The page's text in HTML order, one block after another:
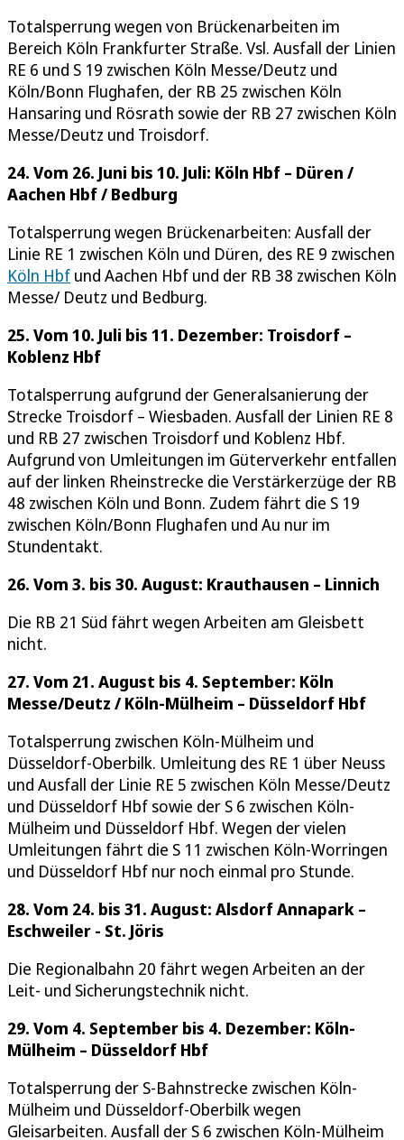
Totalsperrung wegen von Brückenarbeiten im
Bereich Köln Frankfurter Straße. Vsl. Ausfall der Linien
RE 6 und S 19 zwischen Köln Messe/Deutz und
Köln/Bonn Flughafen, der RB 25 zwischen Köln
Hansaring und Rösrath sowie der RB 27 zwischen Köln
Messe/Deutz und Troisdorf.
24. Vom 26. Juni bis 10. Juli: Köln Hbf – Düren /
Aachen Hbf / Bedburg
Totalsperrung wegen Brückenarbeiten: Ausfall der
Linie RE 1 zwischen Köln und Düren, des RE 9 zwischen
Köln Hbf und Aachen Hbf und der RB 38 zwischen Köln
Messe/ Deutz und Bedburg.
25. Vom 10. Juli bis 11. Dezember: Troisdorf –
Koblenz Hbf
Totalsperrung aufgrund der Generalsanierung der
Strecke Troisdorf – Wiesbaden. Ausfall der Linien RE 8
und RB 27 zwischen Troisdorf und Koblenz Hbf.
Aufgrund von Umleitungen im Güterverkehr entfallen
auf der linken Rheinstrecke die Verstärkerzüge der RB
48 zwischen Köln und Bonn. Zudem fährt die S 19
zwischen Köln/Bonn Flughafen und Au nur im
Stundentakt.
26. Vom 3. bis 30. August: Krauthausen – Linnich
Die RB 21 Süd fährt wegen Arbeiten am Gleisbett
nicht.
27. Vom 21. August bis 4. September: Köln
Messe/Deutz / Köln-Mülheim – Düsseldorf Hbf
Totalsperrung zwischen Köln-Mülheim und
Düsseldorf-Oberbilk. Umleitung des RE 1 über Neuss
und Ausfall der Linie RE 5 zwischen Köln Messe/Deutz
und Düsseldorf Hbf sowie der S 6 zwischen Köln-
Mülheim und Düsseldorf Hbf. Wegen der vielen
Umleitungen fährt die S 11 zwischen Köln-Worringen
und Düsseldorf Hbf nur noch einmal pro Stunde.
28. Vom 24. bis 31. August: Alsdorf Annapark –
Eschweiler - St. Jöris
Die Regionalbahn 20 fährt wegen Arbeiten an der
Leit- und Sicherungstechnik nicht.
29. Vom 4. September bis 4. Dezember: Köln-
Mülheim – Düsseldorf Hbf
Totalsperrung der S-Bahnstrecke zwischen Köln-
Mülheim und Düsseldorf-Oberbilk wegen
Gleisarbeiten. Ausfall der S 6 zwischen Köln-Mülheim